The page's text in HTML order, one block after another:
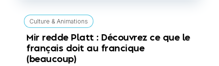
Culture & Animations
Mir redde Platt : Découvrez ce que le
français doit au francique
(beaucoup)